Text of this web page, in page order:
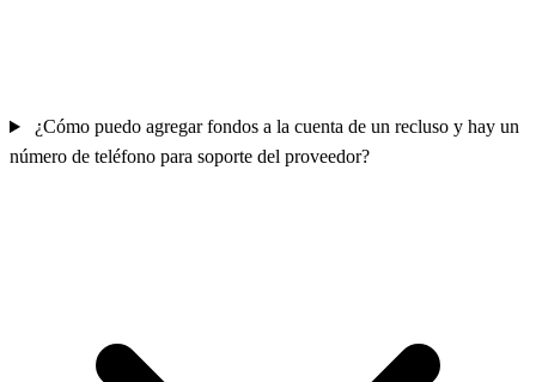
¿Cómo puedo agregar fondos a la cuenta de un recluso y hay un
número de teléfono para soporte del proveedor?